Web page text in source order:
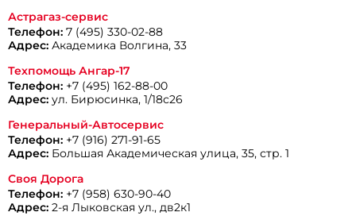
Астрагаз-сервис
Телефон: 7 (495) 330-02-88
Адрес: Академика Волгина, 33
Техпомощь Ангар-17
Телефон: +7 (495) 162-88-00
Адрес: ул. Бирюсинка, 1/18с26
Генеральный-Автосервис
Телефон: +7 (916) 271-91-65
Адрес: Большая Академическая улица, 35, стр. 1
Своя Дорога
Телефон: +7 (958) 630-90-40
Адрес: 2-я Лыковская ул., дв2к1